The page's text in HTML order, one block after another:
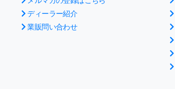
ディーラー紹介
業販問い合わせ